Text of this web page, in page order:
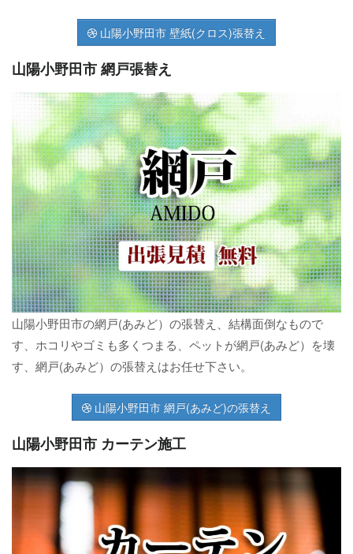
山陽小野田市 壁紙(クロス)張替え
山陽小野田市 網戸張替え
山陽小野田市の網戸(あみど）の張替え、結構面倒なもので
す、ホコリやゴミも多くつまる、ペットが網戸(あみど）を壊
す、網戸(あみど）の張替えはお任せ下さい。
山陽小野田市 網戸(あみど)の張替え
山陽小野田市 カーテン施工